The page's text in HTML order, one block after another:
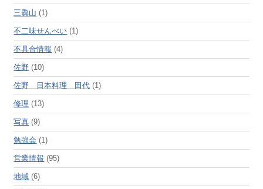
三毳山 (1)
不二味せんべい (1)
不具合情報 (4)
佐野 (10)
佐野 日本料理 田代 (1)
修理 (13)
写真 (9)
勉強会 (1)
営業情報 (95)
地域 (6)